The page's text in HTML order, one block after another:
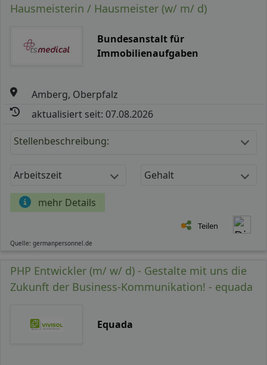
Hausmeisterin / Hausmeister (w/ m/ d)
Bundesanstalt für
Immobilienaufgaben
Amberg, Oberpfalz
aktualisiert seit: 07.08.2026
Stellenbeschreibung:
Arbeitszeit Gehalt
mehr Details
Teilen
Quelle: germanpersonnel.de
PHP Entwickler (m/ w/ d) - Gestalte mit uns die
Zukunft der Business-Kommunikation! - equada
Equada